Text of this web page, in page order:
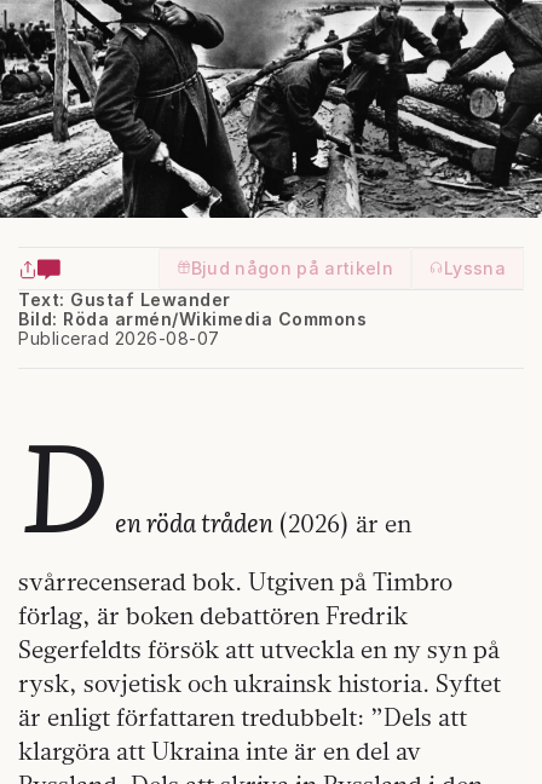
Bjud någon på artikeln
Lyssna
Text: Gustaf Lewander
Publicerad 2026-08-07
Bild: Röda armén/Wikimedia Commons
D en röda tråden (2026) är en
svårrecenserad bok. Utgiven på Timbro
förlag, är boken debattören Fredrik
Segerfeldts försök att utveckla en ny syn på
rysk, sovjetisk och ukrainsk historia. Syftet
är enligt författaren tredubbelt: ”Dels att
klargöra att Ukraina inte är en del av